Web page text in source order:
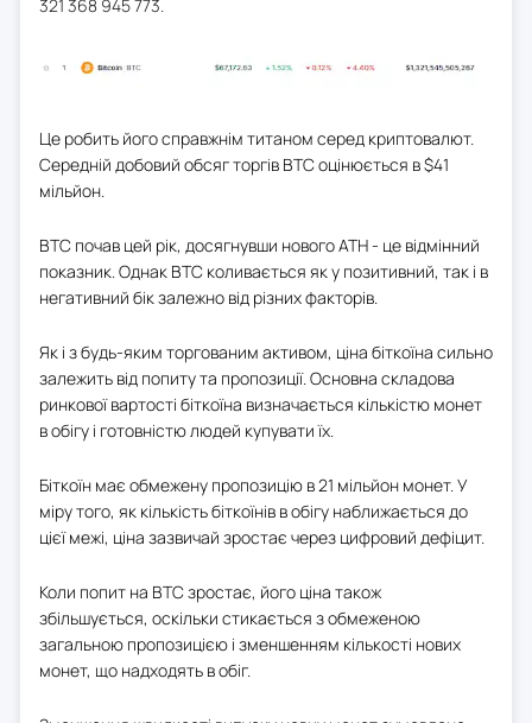
321 368 945 773.
Це робить його справжнім титаном серед криптовалют.
Середній добовий обсяг торгів BTC оцінюється в $41
мільйон.
BTC почав цей рік, досягнувши нового ATH - це відмінний
показник. Однак BTC коливається як у позитивний, так і в
негативний бік залежно від різних факторів.
Як і з будь-яким торгованим активом, ціна біткоїна сильно
залежить від попиту та пропозиції. Основна складова
ринкової вартості біткоїна визначається кількістю монет
в обігу і готовністю людей купувати їх.
Біткоїн має обмежену пропозицію в 21 мільйон монет. У
міру того, як кількість біткоїнів в обігу наближається до
цієї межі, ціна зазвичай зростає через цифровий дефіцит.
Коли попит на BTC зростає, його ціна також
збільшується, оскільки стикається з обмеженою
загальною пропозицією і зменшенням кількості нових
монет, що надходять в обіг.